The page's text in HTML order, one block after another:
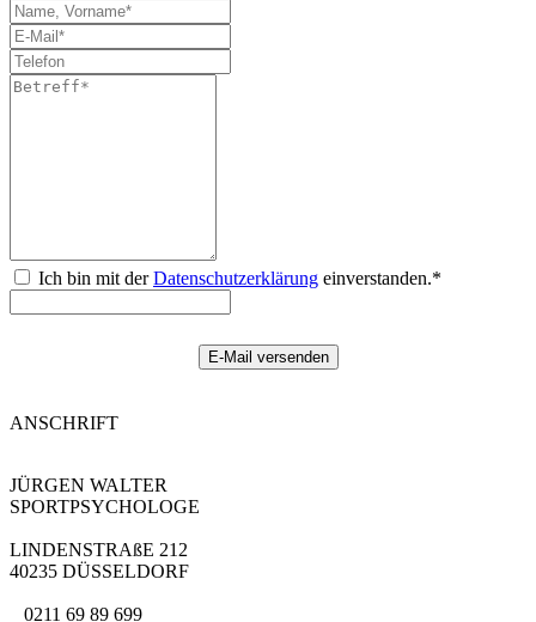
Ich bin mit derDatenschutzerklärung einverstanden.*
ANSCHRIFT
JÜRGEN WALTER
SPORTPSYCHOLOGE
LINDENSTRAßE 212
40235 DÜSSELDORF
0211 69 89 699